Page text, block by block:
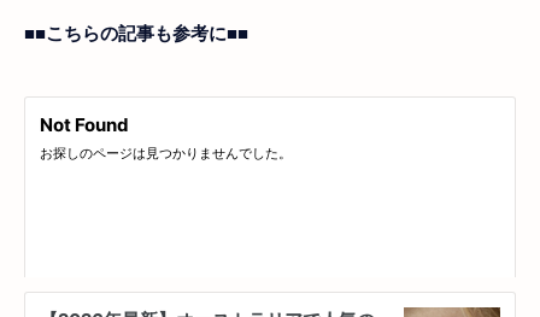
■■こちらの記事も参考に■■